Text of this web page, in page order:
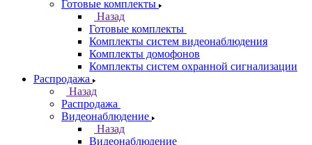
Готовые комплекты
Назад
Готовые комплекты
Комплекты систем видеонаблюдения
Комплекты домофонов
Комплекты систем охранной сигнализации
Распродажа
Назад
Распродажа
Видеонаблюдение
Назад
Видеонаблюдение